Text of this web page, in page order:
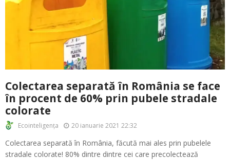
Colectarea separată în România se face
în procent de 60% prin pubele stradale
colorate
Ecointeligența 20 ianuarie 2021 22:32
Colectarea separată în România, făcută mai ales prin pubelele
stradale colorate! 80% dintre dintre cei care precolectează